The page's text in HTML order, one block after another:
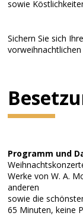
sowie
Sichern Sie sich
Programm und
Werke von W. A.
anderen
sowie die
65 Minuten, keine